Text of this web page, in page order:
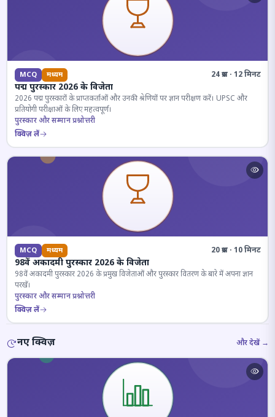
MCQ मध्यम 24 प्रश्न · 12 मिनट
पद्म पुरस्कार 2026 के विजेता
2026 पद्म पुरस्कारों के प्राप्तकर्ताओं और उनकी श्रेणियों पर ज्ञान परीक्षण करें। UPSC और
प्रतियोगी परीक्षाओं के लिए महत्वपूर्ण।
पुरस्कार और सम्मान प्रश्नोत्तरी
क्विज़ लें
MCQ मध्यम 20 प्रश्न · 10 मिनट
98वें अकादमी पुरस्कार 2026 के विजेता
98वें अकादमी पुरस्कार 2026 के प्रमुख विजेताओं और पुरस्कार वितरण के बारे में अपना ज्ञान
परखें।
पुरस्कार और सम्मान प्रश्नोत्तरी
क्विज़ लें
नए क्विज़ और देखें →